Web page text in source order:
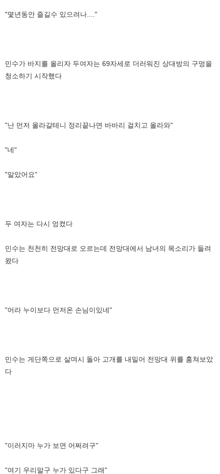
"몇년동안 즐길수 있으려나...."
민수가 바지를 올리자 두여자는 69자세로 더러워진 상대방의 구멍을
청소하기 시작했다
"난 먼저 올라갈테니 정리끝나면 바바리 걸치고 올라와"
"네"
"알았어요"
두 여자는 다시 엉켰다
민수는 천천히 전망대로 오르는데 전망대에서 남녀의 목소리가 들려
왔다
"어라 누이보다 먼저온 손님이있네"
민수는 게단쪽으로 살며시 돌아 고개를 내밀어 전망대 위를 훔쳐보았
다
"이러지마 누가 보면 어쩌려구"
"여기 우리말구 누가 있다구 그래"